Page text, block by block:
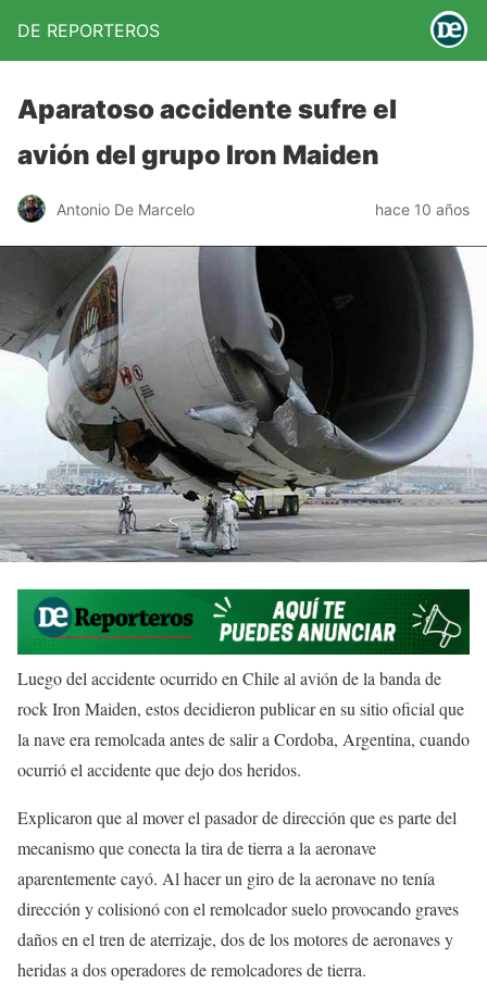
DE REPORTEROS
Aparatoso accidente sufre el
avión del grupo Iron Maiden
Antonio De Marcelo hace 10 años
Luego del accidente ocurrido en Chile al avión de la banda de
rock Iron Maiden, estos decidieron publicar en su sitio oficial que
la nave era remolcada antes de salir a Cordoba, Argentina, cuando
ocurrió el accidente que dejo dos heridos.
Explicaron que al mover el pasador de dirección que es parte del
mecanismo que conecta la tira de tierra a la aeronave
aparentemente cayó. Al hacer un giro de la aeronave no tenía
dirección y colisionó con el remolcador suelo provocando graves
daños en el tren de aterrizaje, dos de los motores de aeronaves y
heridas a dos operadores de remolcadores de tierra.